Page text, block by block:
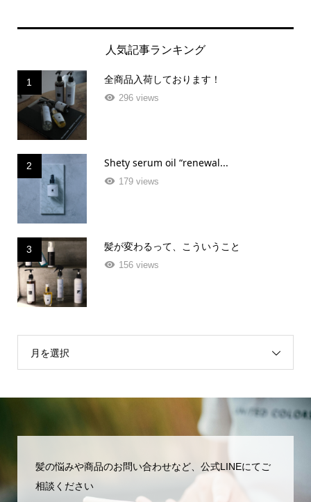
人気記事ランキング
1 全商品入荷しております！
296 views
2 Shety serum oil “renewal...
179 views
3 髪が変わるって、こういうこと
156 views
月を選択
髪の悩みや商品のお問い合わせなど、公式LINEにてご
相談ください